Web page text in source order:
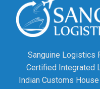
Sanguine Logistics
Certified Integrated
Indian Customs